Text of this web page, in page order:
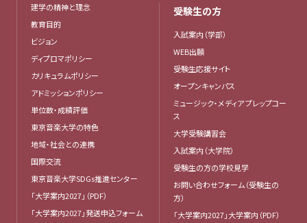
建学の精神と理念
教育目的
ビジョン
ディプロマポリシー
カリキュラムポリシー
アドミッションポリシー
単位数・成績評価
東京音楽大学の特色
地域・社会との連携
国際交流
東京音楽大学SDGs推進センター
「大学案内2027」（PDF）
「大学案内2027」発送申込フォーム
受験生の方
入試案内（学部）
WEB出願
受験生応援サイト
オープンキャンパス
ミュージック・メディア プレップコー
ス
大学受験講習会
入試案内（大学院）
受験生の方の学校見学
お問い合わせフォーム（受験生の
方）
「大学案内2027」大学案内（PDF）